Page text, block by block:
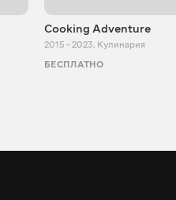
Cooking Adventure
2015 - 2023, Кулинария
БЕСПЛАТНО